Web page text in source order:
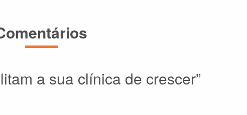
a sua clínica de crescer”